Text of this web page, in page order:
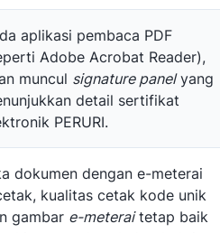
aplikasi pembaca PDF
Adobe Acrobat Reader),
muncul signature panelyang
detail sertifikat
PERURI.
dokumen dengan e-meterai
kualitas cetak kode unik
gambar e-meteraitetap baik